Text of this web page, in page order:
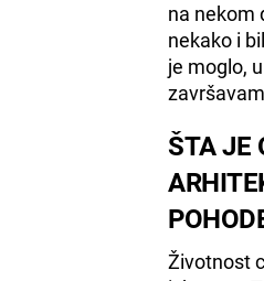
na nekom
nekako i
je moglo,
ŠTA JE
Životnost